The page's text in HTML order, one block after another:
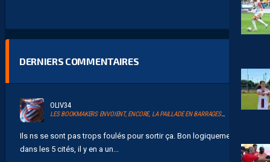
DERNIERS COMMENTAIRES
OLIV34
LES BOOKMAKERS ENVOIENT, ENCORE, LA PAILLADE EN BARRAGES D’ACCESSION À LA LIGUE 1
Ils ns se sont pas trops foulés pour sortir ça. Bon logiquement
dans les 5 cités, il y en a un...